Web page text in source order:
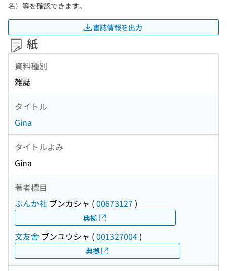
名）等を確認できます。
書誌情報を出力
紙
資料種別
雑誌
タイトル
Gina
タイトルよみ
Gina
著者標目
ぶんか社 ブンカシャ (00673127 )
典拠
文友舎 ブンユウシャ (001327004)
典拠